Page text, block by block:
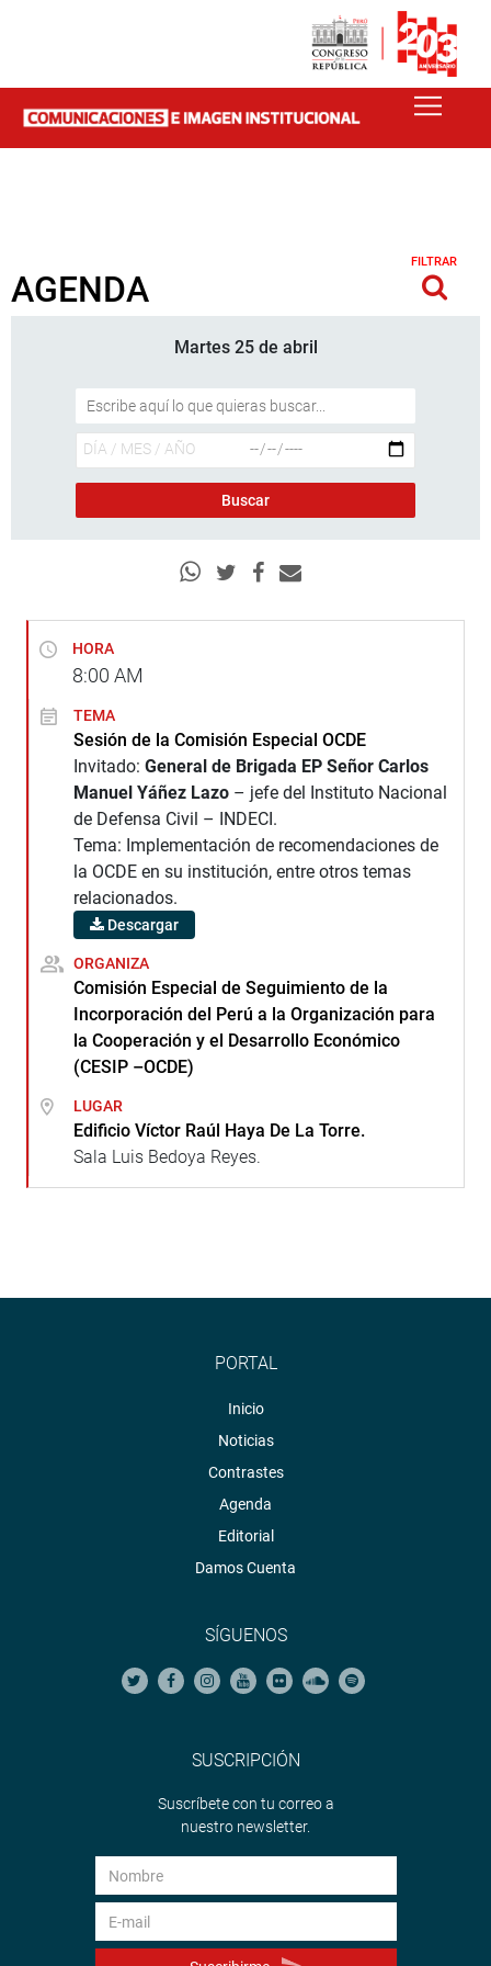
AGENDA
FILTRAR
Martes 25 de abril
HORA
8:00 AM
TEMA
Sesión de la Comisión Especial OCDE
Invitado: General de Brigada EP Señor Carlos
Manuel Yáñez Lazo – jefe del Instituto Nacional
de Defensa Civil – INDECI.
Tema: Implementación de recomendaciones de
la OCDE en su institución, entre otros temas
relacionados.
Descargar
ORGANIZA
Comisión Especial de Seguimiento de la
Incorporación del Perú a la Organización para
la Cooperación y el Desarrollo Económico
(CESIP –OCDE)
LUGAR
Edificio Víctor Raúl Haya De La Torre.
Sala Luis Bedoya Reyes.
PORTAL
Inicio
Noticias
Contrastes
Agenda
Editorial
Damos Cuenta
SÍGUENOS
SUSCRIPCIÓN
Suscríbete con tu correo a
nuestro newsletter.